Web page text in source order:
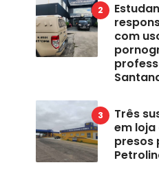
com
Três
em
presos